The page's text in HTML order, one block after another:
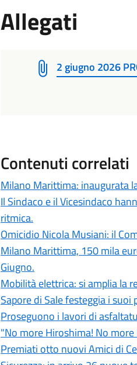
Allegati
2 giugno 2026
Contenuti correlati
Milano Marittima: inaugurata
Il Sindaco e il Vicesindaco
ritmica.
Omicidio Nicola Musiani: il
Milano Marittima, 150 mila
Giugno.
Mobilità elettrica: si amplia la
Sapore di Sale festeggia i suoi
Proseguono i lavori di
"No more Hiroshima! No more
Premiati otto nuovi Amici di